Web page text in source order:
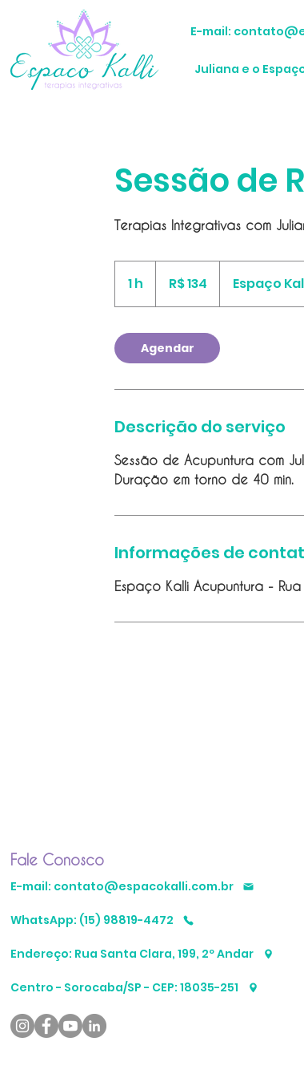
E-mail:
Juliana e o
Sessão de
Terapias Integrativas com
1 h
brasileiros
R$ 134 Espaço
Agendar
Descrição do serviço
Sessão de Acupuntura com
Duração em torno de 40 min.
Informações de
Espaço Kalli Acupuntura -
Fale Conosco
E-mail: contato@espacokalli.com.br
WhatsApp: (15) 98819-4472
Endereço: Rua Santa Clara, 199, 2º Andar
Centro - Sorocaba/SP - CEP: 18035-251